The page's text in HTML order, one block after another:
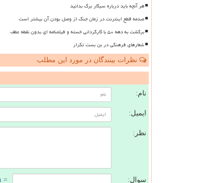
هر آنچه باید درباره سیگار برگ بدانید
صدمه قطع اینترنت در زمان جنگ از وصل بودن آن بیشتر است
برگشت به دهه ۵۰ با کارگردانی خسته و فیلمنامه ای بدون نقطه عطف
شعارهای فرهنگی در بن بست تکرار
نظرات بینندگان در مورد این مطلب
نام:
ایمیل:
نظر:
سوال: = ۹ بعلاوه ۳